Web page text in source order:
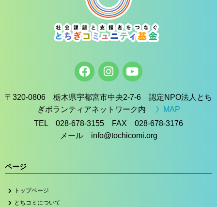
〒320-0806 栃木県宇都宮市中央2-7-6 認定NPO法人とち
ぎボランティアネットワーク内 》MAP
TEL 028-678-3155 FAX 028-678-3176
メール info@tochicomi.org
ページ
トップページ
とちコミについて